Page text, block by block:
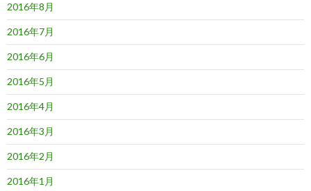
2016年8月
2016年7月
2016年6月
2016年5月
2016年4月
2016年3月
2016年2月
2016年1月